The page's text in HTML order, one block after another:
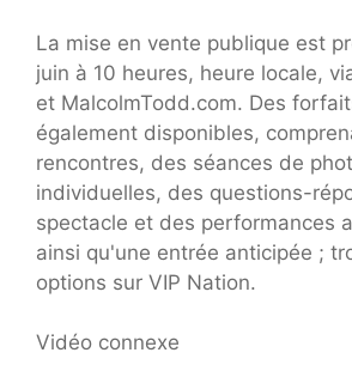
La mise en vente publique est
juin à 10 heures, heure locale,
et MalcolmTodd.com. Des
également disponibles,
rencontres, des séances de
individuelles, des questions-
spectacle et des performances
ainsi qu'une entrée anticipée ;
options sur VIP Nation.
Vidéo connexe